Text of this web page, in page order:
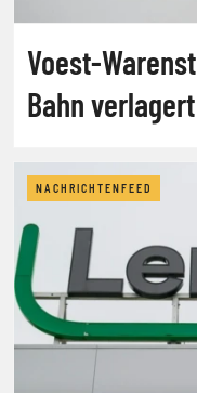
Voest-
Bahn verlagert
NACHRICHTENFEED